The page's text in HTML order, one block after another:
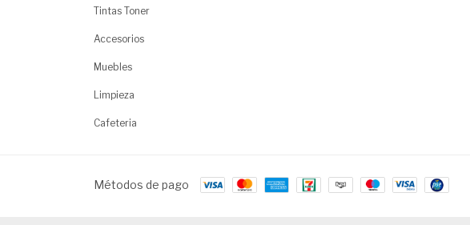
Tintas Toner
Accesorios
Muebles
Limpieza
Cafeteria
Métodos de pago